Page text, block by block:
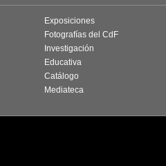
Exposiciones
Fotografías del CdF
Investigación
Educativa
Catálogo
Mediateca